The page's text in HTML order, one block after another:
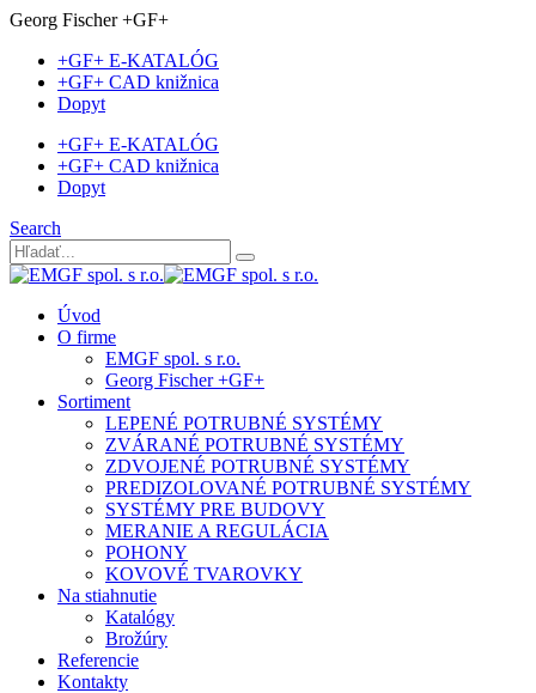
Georg Fischer +GF+
+GF+ E-KATALÓG
+GF+ CAD knižnica
Dopyt
+GF+ E-KATALÓG
+GF+ CAD knižnica
Dopyt
Search
Úvod
O firme
EMGF spol. s r.o.
Georg Fischer +GF+
Sortiment
LEPENÉ POTRUBNÉ SYSTÉMY
ZVÁRANÉ POTRUBNÉ SYSTÉMY
ZDVOJENÉ POTRUBNÉ SYSTÉMY
PREDIZOLOVANÉ POTRUBNÉ SYSTÉMY
SYSTÉMY PRE BUDOVY
MERANIE A REGULÁCIA
POHONY
KOVOVÉ TVAROVKY
Na stiahnutie
Katalógy
Brožúry
Referencie
Kontakty